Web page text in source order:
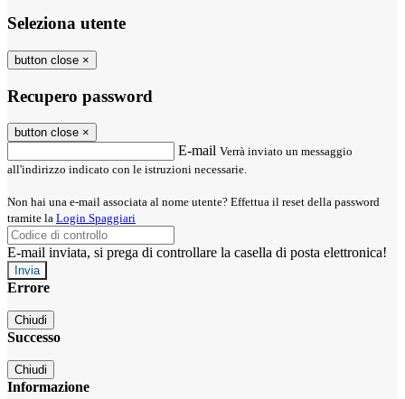
Seleziona utente
button close ×
Recupero password
button close ×
E-mail Verrà inviato un messaggio
all'indirizzo indicato con le istruzioni necessarie.
Non hai una e-mail associata al nome utente? Effettua il reset della password
tramite la Login Spaggiari
E-mail inviata, si prega di controllare la casella di posta elettronica!
Errore
Chiudi
Successo
Chiudi
Informazione